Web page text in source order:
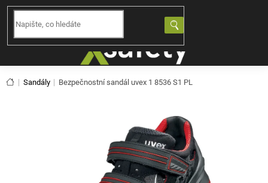
Přejít
obsah
Domů
Sandály Bezpečnostní sandál uvex 1 8536 S1 PL